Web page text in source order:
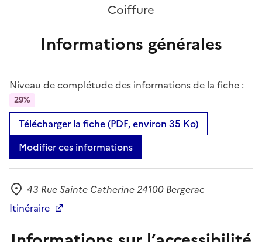
Coiffure
Informations générales
Niveau de complétude des informations de la fiche :
29%
Télécharger la fiche (PDF, environ 35 Ko)
Modifier ces informations
Adresse
43 Rue Sainte Catherine 24100 Bergerac
Itinéraire